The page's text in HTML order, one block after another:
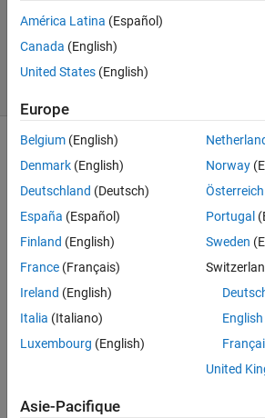
Essi
58
solvers
the
total
distance
meters)
a ball
would
after's'
starting
América Latina (Español)
Canada (English)
United States (English)
Europe
Belgium (English)
Denmark (English)
Deutschland (Deutsch)
España (Español)
Finland (English)
France (Français)
Ireland (English)
Italia (Italiano)
Luxembourg (English)
Norway
Österreich
Portugal
Sweden
English
United
Asie-Pacifique